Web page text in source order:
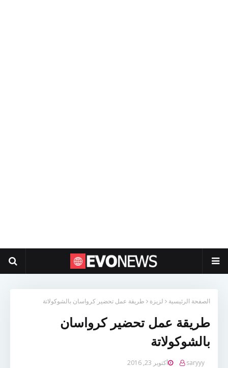
الصفحة الرئيسية لزيزة طريقة عمل تحضير كرواسان بالشوكولاتة
طريقة عمل تحضير كرواسان
بالشوكولاتة
saryyy أكتوبر 23, 2016